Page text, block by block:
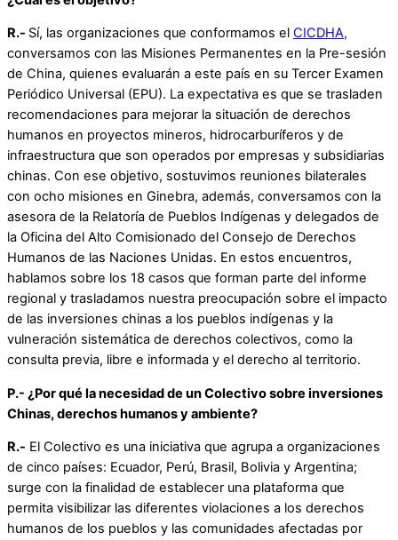
R.- Sí, las organizaciones que conformamos el CICDHA,
conversamos con las Misiones Permanentes en la Pre-sesión
de China, quienes evaluarán a este país en su Tercer Examen
Periódico Universal (EPU). La expectativa es que se trasladen
recomendaciones para mejorar la situación de derechos
humanos en proyectos mineros, hidrocarburíferos y de
infraestructura que son operados por empresas y subsidiarias
chinas. Con ese objetivo, sostuvimos reuniones bilaterales
con ocho misiones en Ginebra, además, conversamos con la
asesora de la Relatoría de Pueblos Indígenas y delegados de
la Oficina del Alto Comisionado del Consejo de Derechos
Humanos de las Naciones Unidas. En estos encuentros,
hablamos sobre los 18 casos que forman parte del informe
regional y trasladamos nuestra preocupación sobre el impacto
de las inversiones chinas a los pueblos indígenas y la
vulneración sistemática de derechos colectivos, como la
consulta previa, libre e informada y el derecho al territorio.
P.- ¿Por qué la necesidad de un Colectivo sobre inversiones
Chinas, derechos humanos y ambiente?
R.- El Colectivo es una iniciativa que agrupa a organizaciones
de cinco países: Ecuador, Perú, Brasil, Bolivia y Argentina;
surge con la finalidad de establecer una plataforma que
permita visibilizar las diferentes violaciones a los derechos
humanos de los pueblos y las comunidades afectadas por